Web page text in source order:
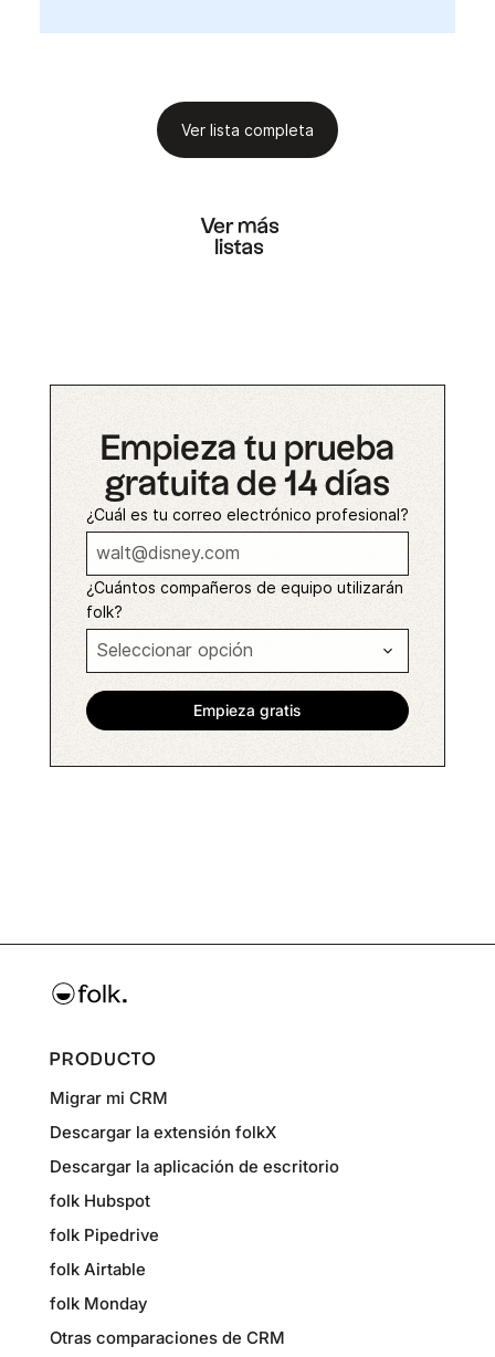
Ver lista completa
Ver más
listas
Empieza tu prueba
gratuita de 14 días
¿Cuál es tu correo electrónico profesional?
¿Cuántos compañeros de equipo utilizarán
folk?
PRODUCTO
Migrar mi CRM
Descargar la extensión folkX
Descargar la aplicación de escritorio
folk Hubspot
folk Pipedrive
folk Airtable
folk Monday
Otras comparaciones de CRM